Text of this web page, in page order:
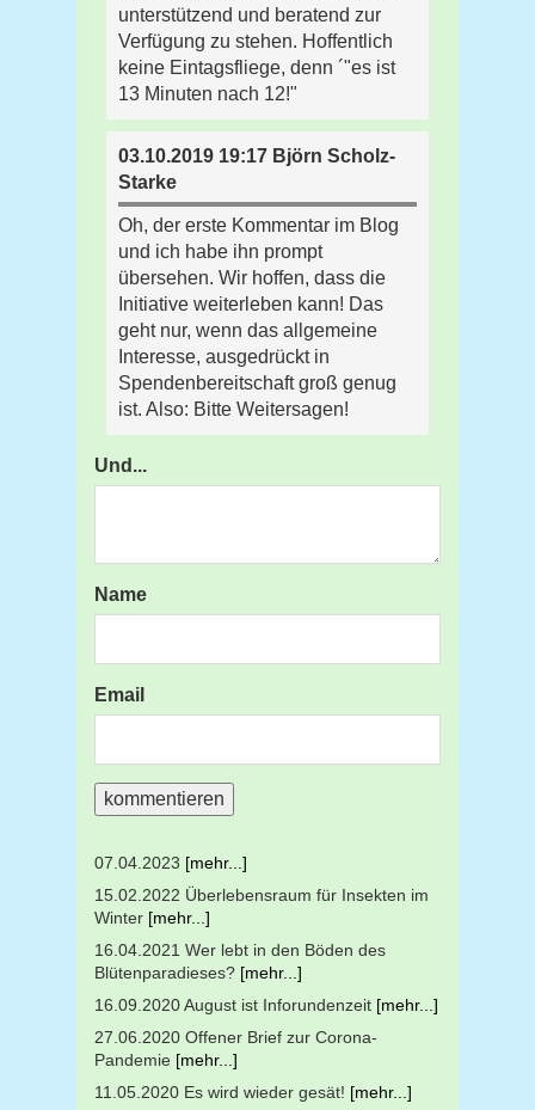
unterstützend und beratend zur
Verfügung zu stehen. Hoffentlich
keine Eintagsfliege, denn ´"es ist
13 Minuten nach 12!"
03.10.2019 19:17 Björn Scholz-
Starke
Oh, der erste Kommentar im Blog
und ich habe ihn prompt
übersehen. Wir hoffen, dass die
Initiative weiterleben kann! Das
geht nur, wenn das allgemeine
Interesse, ausgedrückt in
Spendenbereitschaft groß genug
ist. Also: Bitte Weitersagen!
Und...
Name
Email
07.04.2023 [mehr...]
15.02.2022 Überlebensraum für Insekten im
Winter [mehr...]
16.04.2021 Wer lebt in den Böden des
Blütenparadieses? [mehr...]
16.09.2020 August ist Inforundenzeit [mehr...]
27.06.2020 Offener Brief zur Corona-
Pandemie [mehr...]
11.05.2020 Es wird wieder gesät! [mehr...]